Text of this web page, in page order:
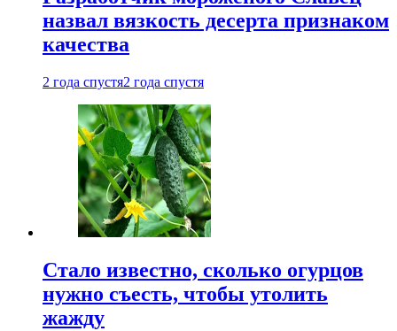
назвал вязкость десерта признаком
качества
2 года спустя2 года спустя
Стало известно, сколько огурцов
нужно съесть, чтобы утолить
жажду